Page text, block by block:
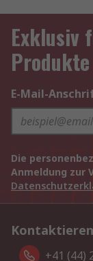
Exklusiv
E-Mail-
Die
Anmeldung zur
+41 (44)